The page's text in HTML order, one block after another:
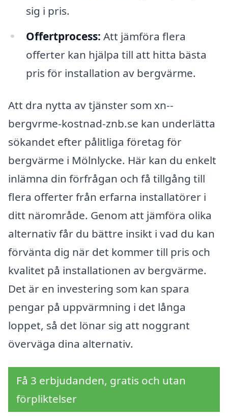
sig i pris.
Offertprocess: Att jämföra flera
offerter kan hjälpa till att hitta bästa
pris för installation av bergvärme.
Att dra nytta av tjänster som xn--
bergvrme-kostnad-znb.se kan underlätta
sökandet efter pålitliga företag för
bergvärme i Mölnlycke. Här kan du enkelt
inlämna din förfrågan och få tillgång till
flera offerter från erfarna installatörer i
ditt närområde. Genom att jämföra olika
alternativ får du bättre insikt i vad du kan
förvänta dig när det kommer till pris och
kvalitet på installationen av bergvärme.
Det är en investering som kan spara
pengar på uppvärmning i det långa
loppet, så det lönar sig att noggrant
överväga dina alternativ.
Få 3 erbjudanden, gratis och utan
förpliktelser